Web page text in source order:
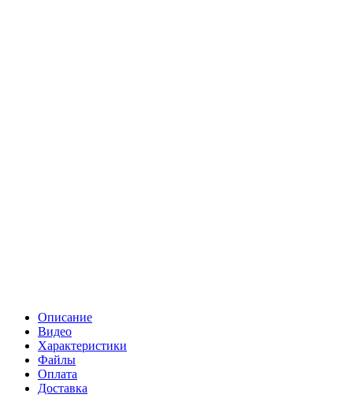
Описание
Видео
Характеристики
Файлы
Оплата
Доставка